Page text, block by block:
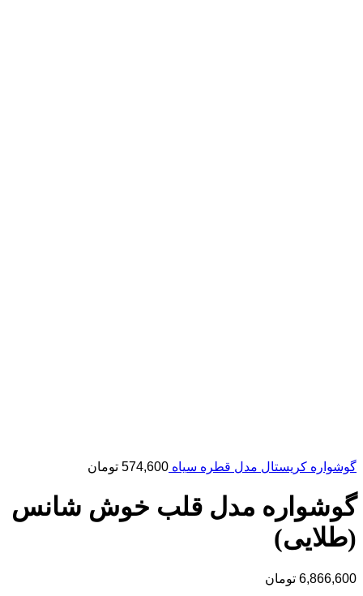
گوشواره کریستال مدل قطره سیاه 574,600 تومان
گوشواره مدل قلب خوش شانس
(طلایی)
6,866,600 تومان